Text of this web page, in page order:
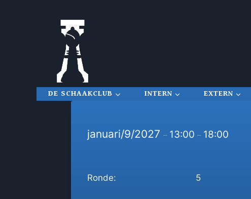
DE SCHAAKCLUB INTERN EXTERN
januari/9/2027– 13:00– 18:00
Ronde: 5